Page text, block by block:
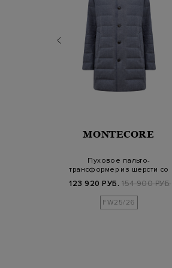
MONTECORE
Пуховое пальто-
трансформер из шерсти со
123 920 РУБ. 154 900 РУБ.
FW25/26